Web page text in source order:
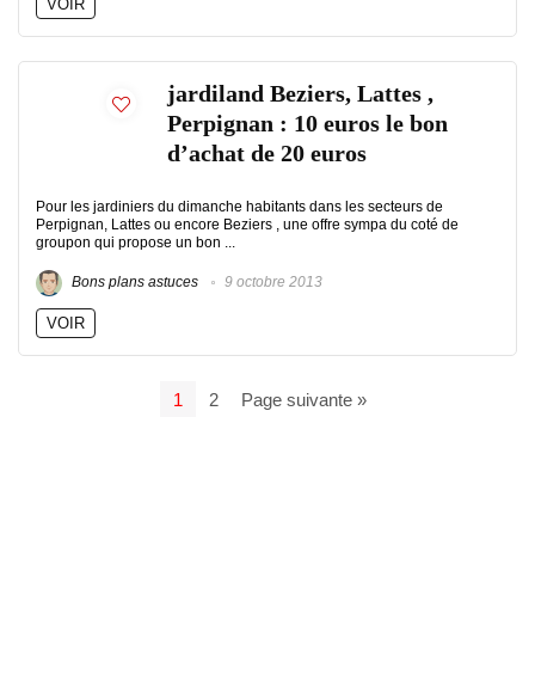
VOIR
jardiland Beziers, Lattes ,
Perpignan : 10 euros le bon
d’achat de 20 euros
Pour les jardiniers du dimanche habitants dans les secteurs de
Perpignan, Lattes ou encore Beziers , une offre sympa du coté de
groupon qui propose un bon ...
Bons plans astuces 9 octobre 2013
VOIR
1 2 Page suivante »